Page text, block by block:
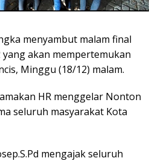
menyambut malam final
yang akan mempertemukan
Minggu (18/12) malam.
HR menggelar Nonton
seluruh masyarakat Kota
mengajak seluruh